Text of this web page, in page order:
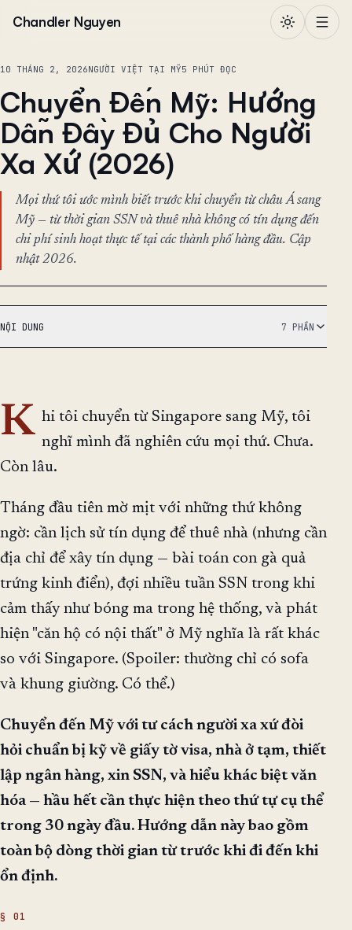
Chandler Nguyen
10 THÁNG 2, 2026NGƯỜI VIỆT TẠI MỸ5 PHÚT ĐỌC
Chuyển Đến Mỹ: Hướng
Dẫn Đầy Đủ Cho Người
Xa Xứ (2026)
Mọi thứ tôi ước mình biết trước khi chuyển từ châu Á sang
Mỹ — từ thời gian SSN và thuê nhà không có tín dụng đến
chi phí sinh hoạt thực tế tại các thành phố hàng đầu. Cập
nhật 2026.
NỘI DUNG 7 PHẦN
K hi tôi chuyển từ Singapore sang Mỹ, tôi
nghĩ mình đã nghiên cứu mọi thứ. Chưa.
Còn lâu.
Tháng đầu tiên mờ mịt với những thứ không
ngờ: cần lịch sử tín dụng để thuê nhà (nhưng cần
địa chỉ để xây tín dụng — bài toán con gà quả
trứng kinh điển), đợi nhiều tuần SSN trong khi
cảm thấy như bóng ma trong hệ thống, và phát
hiện "căn hộ có nội thất" ở Mỹ nghĩa là rất khác
so với Singapore. (Spoiler: thường chỉ có sofa
và khung giường. Có thể.)
Chuyển đến Mỹ với tư cách người xa xứ đòi
hỏi chuẩn bị kỹ về giấy tờ visa, nhà ở tạm, thiết
lập ngân hàng, xin SSN, và hiểu khác biệt văn
hóa — hầu hết cần thực hiện theo thứ tự cụ thể
trong 30 ngày đầu. Hướng dẫn này bao gồm
toàn bộ dòng thời gian từ trước khi đi đến khi
ổn định.